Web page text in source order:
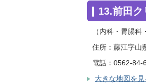
13.前田ク
（内科・胃腸科
住所：藤江字山
電話：0562-84-
大きな地図を